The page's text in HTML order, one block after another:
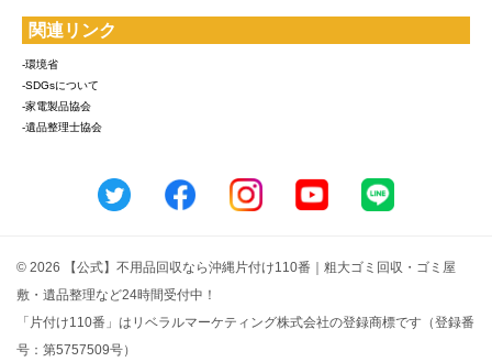
関連リンク
-環境省
-SDGsについて
-家電製品協会
-遺品整理士協会
© 2026 【公式】不用品回収なら沖縄片付け110番｜粗大ゴミ回収・ゴミ屋
敷・遺品整理など24時間受付中！
「片付け110番」はリベラルマーケティング株式会社の登録商標です（登録番
号：第5757509号）